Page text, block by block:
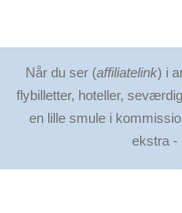
Når du ser (affiliatelink) i
flybilletter, hoteller,
en lille smule i
ekstra -